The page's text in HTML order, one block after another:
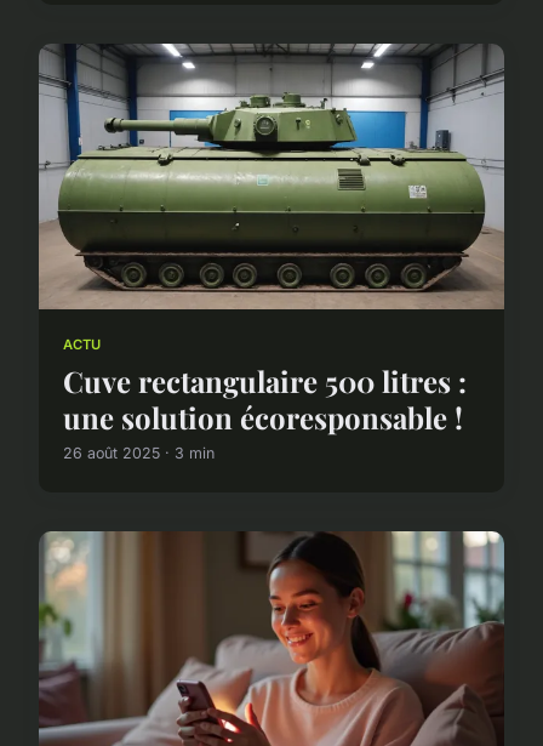
ACTU
Cuve rectangulaire 500 litres :
une solution écoresponsable !
26 août 2025 · 3 min